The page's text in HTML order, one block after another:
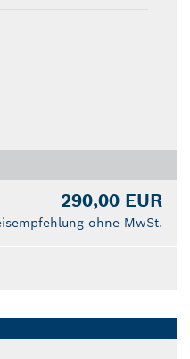
290,00 EUR
ohne MwSt.